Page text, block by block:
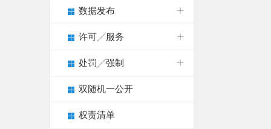
数据发布
许可╱服务
处罚╱强制
双随机一公开
权责清单